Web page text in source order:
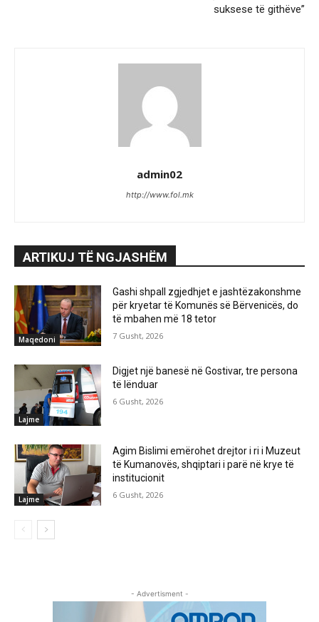
suksese të githëve”
admin02
http://www.fol.mk
ARTIKUJ TË NGJASHËM
Maqedoni
Gashi shpall zgjedhjet e jashtëzakonshme
për kryetar të Komunës së Bërvenicës, do
të mbahen më 18 tetor
7 Gusht, 2026
Lajme
Digjet një banesë në Gostivar, tre persona
të lënduar
6 Gusht, 2026
Lajme
Agim Bislimi emërohet drejtor i ri i Muzeut
të Kumanovës, shqiptari i parë në krye të
institucionit
6 Gusht, 2026
- Advertisment -